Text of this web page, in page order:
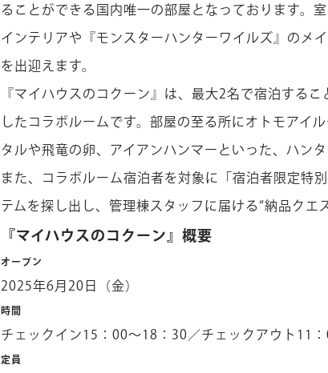
ることができる国内唯一の部屋となっております。
インテリアや『モンスターハンターワイルズ』のメ
を出迎えます。
『マイハウスのコクーン』は、最大2名で宿泊する
したコラボルームです。部屋の至る所にオトモアイ
タルや飛竜の卵、アイアンハンマーといった、ハン
また、コラボルーム宿泊者を対象に「宿泊者限定特
テムを探し出し、管理棟スタッフに届ける“納品クエ
『マイハウスのコクーン』概要
オープン
2025年6月20日（金）
時間
チェックイン15：00～18：30／チェックアウト11
定員